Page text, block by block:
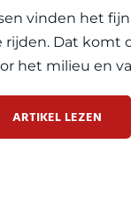
vinden het
Dat komt
het milieu en
te
ARTIKEL LEZEN